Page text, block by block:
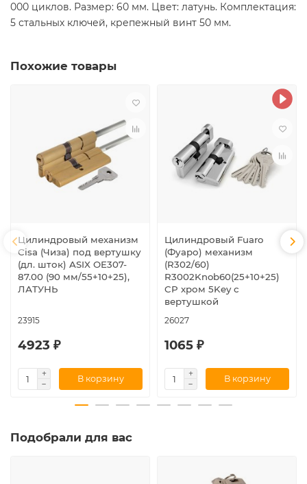
000 циклов. Размер: 60 мм. Цвет: латунь. Комплектация:
5 стальных ключей, крепежный винт 50 мм.
Похожие товары
Цилиндровый механизм
Cisa (Чиза) под вертушку
(дл. шток) ASIX OE307-
87.00 (90 мм/55+10+25),
ЛАТУНЬ
23915
4923 ₽
В корзину
Цилиндровый Fuaro
(Фуаро) механизм
(R302/60)
R3002Knob60(25+10+25)
CP хром 5Key с
вертушкой
26027
1065 ₽
В корзину
Подобрали для вас